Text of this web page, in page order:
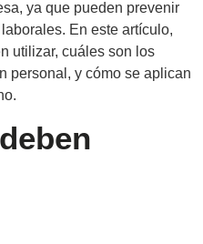
ya que pueden prevenir
En este artículo,
utilizar, cuáles son los
personal, y cómo se aplican